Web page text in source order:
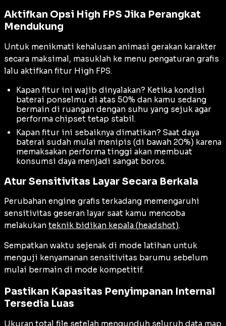
Aktifkan Opsi High FPS Jika Perangkat
Mendukung
Untuk menikmati kehalusan animasi gerakan karakter
secara maksimal, masuklah ke menu pengaturan grafis
lalu aktifkan fitur High FPS.
Kapan fitur ini wajib dinyalakan? Ketika kondisi
baterai ponselmu di atas 50% dan kamu sedang
bermain di ruangan dengan suhu yang sejuk agar
performa chipset tetap stabil.
Kapan fitur ini sebaiknya dimatikan? Saat daya
baterai sudah mulai menipis (di bawah 20%) karena
memaksakan performa tinggi akan membuat
konsumsi daya menjadi sangat boros.
Atur Sensitivitas Layar Secara Berkala
Perubahan engine grafis terkadang memengaruhi
sensitivitas geseran layar saat kamu mencoba
melakukan teknik bidikan kepala (headshot).
Sempatkan waktu sejenak di mode latihan untuk
menguji kenyamanan sensitivitas barumu sebelum
mulai bermain di mode kompetitif.
Pastikan Kapasitas Penyimpanan Internal
Tersedia Luas
Ukuran total file setelah mengunduh seluruh data map